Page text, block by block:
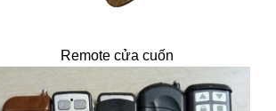
Remote cửa cuốn